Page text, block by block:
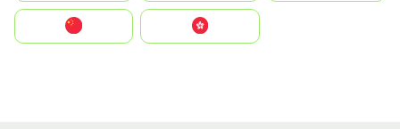
中國香港特別行政區